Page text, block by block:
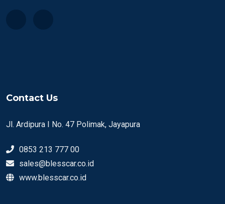
Contact Us
Jl. Ardipura I No. 47 Polimak, Jayapura
0853 213 777 00
sales@blesscar.co.id
www.blesscar.co.id